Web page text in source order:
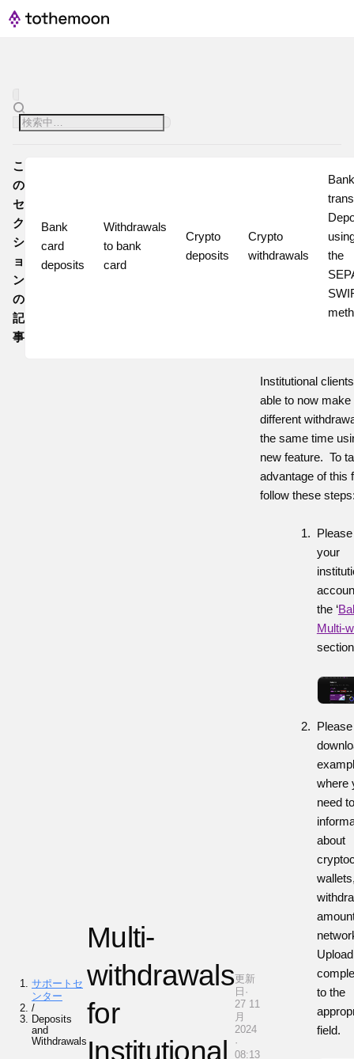
こ
の
セ
ク
シ
ョ
ン
の
記
事
Bank
card
deposits
Withdrawals
to bank
card
Crypto
deposits
Crypto
withdrawals
Bank
the
サポートセ
ンター
/
Deposits
and
Withdrawals
Multi-
withdrawals
for
Institutional
更新
日·
27 11
月
2024
·
08:13
Institutional
able to now
different
the same time
new feature. To
advantage of this
follow these
your
the ‘
Multi-
Please
where
need
about
to the
field.